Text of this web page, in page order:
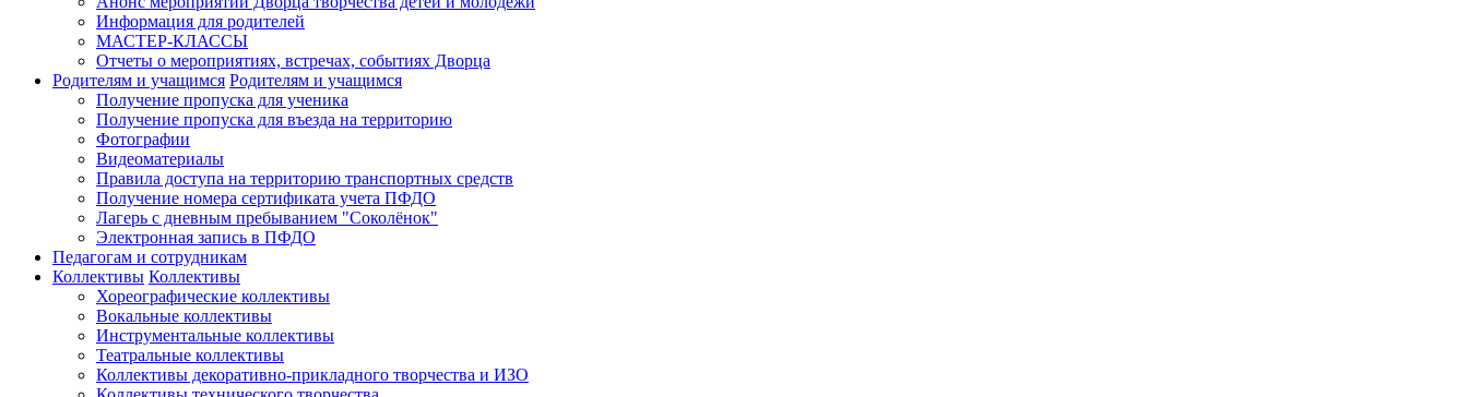
Информация для родителей
МАСТЕР-КЛАССЫ
Отчеты о мероприятиях, встречах, событиях Дворца
Родителям и учащимся Родителям и учащимся
Получение пропуска для ученика
Получение пропуска для въезда на территорию
Фотографии
Видеоматериалы
Правила доступа на территорию транспортных средств
Получение номера сертификата учета ПФДО
Лагерь с дневным пребыванием "Соколёнок"
Электронная запись в ПФДО
Педагогам и сотрудникам
Коллективы Коллективы
Хореографические коллективы
Вокальные коллективы
Инструментальные коллективы
Театральные коллективы
Коллективы декоративно-прикладного творчества и ИЗО